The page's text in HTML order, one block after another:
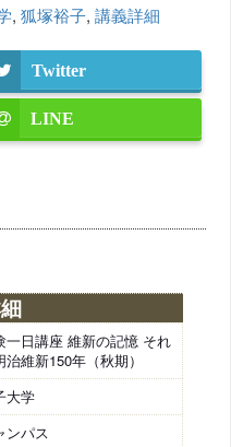
,狐塚裕子,講義詳細
Twitter
LINE
一日講座 維新の記憶 それ
治維新150年（秋期）
大学
ンパス